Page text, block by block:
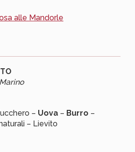
– Uova – Burro –
– Lievito